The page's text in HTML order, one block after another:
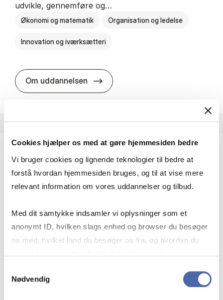
Cookies hjælper os med at gøre hjemmesiden bedre
Vi bruger cookies og lignende teknologier til bedre at
forstå hvordan hjemmesiden bruges, og til at vise mere
relevant information om vores uddannelser og tilbud.
Med dit samtykke indsamler vi oplysninger som et
anonymt ID, hvilken slags enhed og browser du besøger
os med, hvilket land du besøger os fra, og hvordan du
markedsføring. Du bestemmer selv - og kan altid trække
Nødvendig
udvikle, gennemføre og…
Økonomi og matematik Organisation og ledelse
Innovation og iværksætteri
Om uddannelsen HA i pro­jekt­le­del­se
HA(fil.) - erhvervs­økonomi og fi­lo­so­fi
virksomheder møder i vores komplekse verden.
effektivitet og…
Økonomi og matematik Kultur og samfund